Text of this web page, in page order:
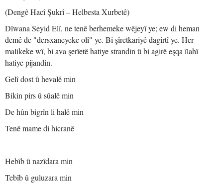
(Dengê Hacî Şukrî – Helbesta Xurbetê)
Dîwana Seyid Elî, ne tenê berhemeke wêjeyî ye; ew di heman
demê de "dersxaneyeke olî" ye. Bi şîretkariyê dagirtî ye. Her
malikeke wî, bi ava şerîetê hatiye strandin û bi agirê eşqa îlahî
hatiye pijandin.
Gelî dost û hevalê min
Bikin pirs û sûalê min
De hûn bigrîn li halê min
Tenê mame di hicranê
Hebîb û nazîdara min
Tebîb û guluzara min